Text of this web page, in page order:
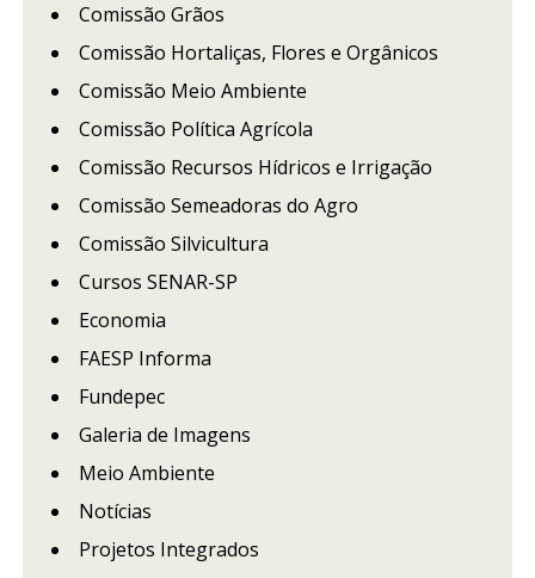
Comissão Grãos
Comissão Hortaliças, Flores e Orgânicos
Comissão Meio Ambiente
Comissão Política Agrícola
Comissão Recursos Hídricos e Irrigação
Comissão Semeadoras do Agro
Comissão Silvicultura
Cursos SENAR-SP
Economia
FAESP Informa
Fundepec
Galeria de Imagens
Meio Ambiente
Notícias
Projetos Integrados